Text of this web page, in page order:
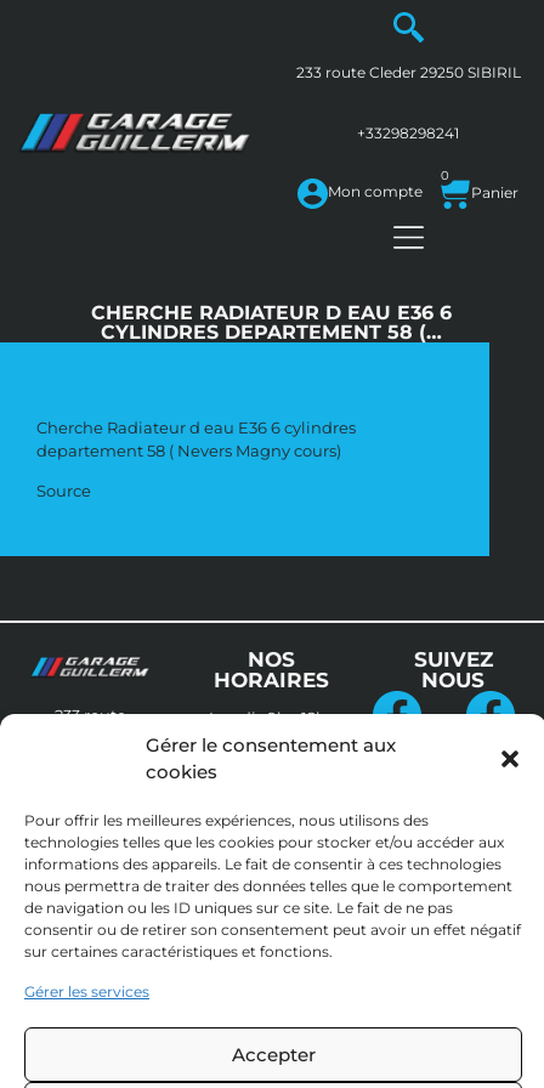
Gérer le consentement aux
cookies
Pour offrir les meilleures expériences, nous utilisons des
technologies telles que les cookies pour stocker et/ou accéder aux
informations des appareils. Le fait de consentir à ces technologies
nous permettra de traiter des données telles que le comportement
de navigation ou les ID uniques sur ce site. Le fait de ne pas
consentir ou de retirer son consentement peut avoir un effet négatif
sur certaines caractéristiques et fonctions.
Gérer les services
Accepter
233 route Cleder 29250 SIBIRIL
+33298298241
Mon compte
0
CHERCHE RADIATEUR D EAU E36 6
CYLINDRES DEPARTEMENT 58 (…
Cherche Radiateur d eau E36 6 cylindres
departement 58 ( Nevers Magny cours)
Source
233 route
Mentions
légales
Politique de
cookies
de
confidentialité
NOS
HORAIRES
Lundi :9h – 12h
et 13h30 – 19h
Mardi au
8h30 – 12h et
13h30 – 19h
Samedi au
Dimanche :
Fermé
SUIVEZ
NOUS
Garage Guillerm
MAGASIN